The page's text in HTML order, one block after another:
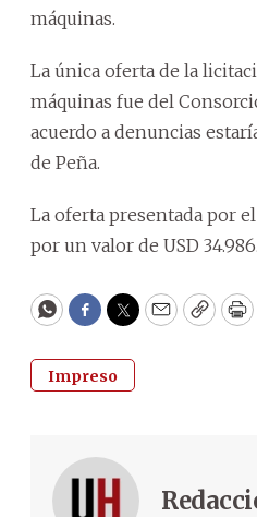
máquinas.
La única oferta de la
máquinas fue del
acuerdo a denuncias
de Peña.
La oferta presentada por
por un valor de USD
WhatsApp
Facebook
Twitter
EmailCopy
Impreso